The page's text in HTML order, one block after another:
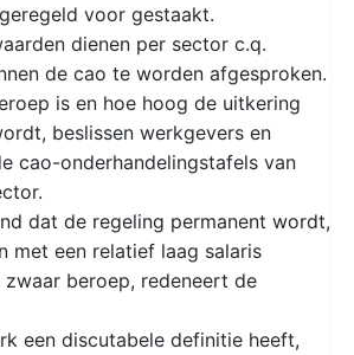
voor gestaakt.
dienen per sector c.q.
de cao te worden afgesproken.
is en hoe hoog de uitkering
beslissen werkgevers en
cao-onderhandelingstafels van
dat de regeling permanent wordt,
met een relatief laag salaris
zwaar beroep, redeneert de
een discutabele definitie heeft,